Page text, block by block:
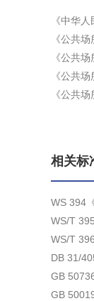
《中华
《公共
《公共
《公共
《公共
相关标
WS 394
WS/T
WS/T
DB 31/
GB
GB